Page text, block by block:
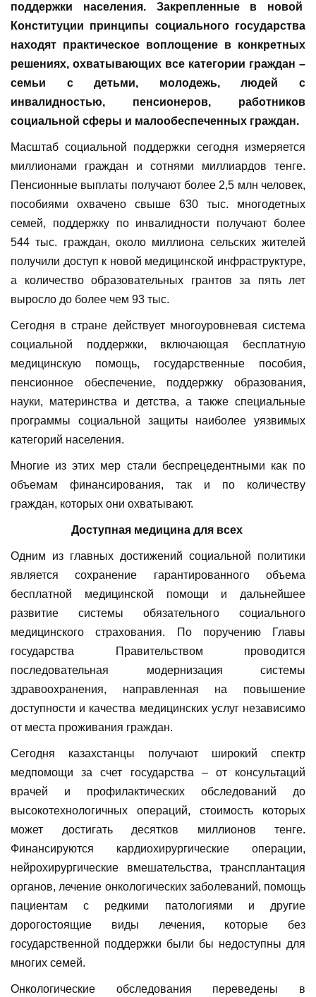
поддержки населения. Закрепленные в новой
Конституции принципы социального государства
находят практическое воплощение в конкретных
решениях, охватывающих все категории граждан –
семьи с детьми, молодежь, людей с
инвалидностью, пенсионеров, работников
социальной сферы и малообеспеченных граждан.
Масштаб социальной поддержки сегодня измеряется
миллионами граждан и сотнями миллиардов тенге.
Пенсионные выплаты получают более 2,5 млн человек,
пособиями охвачено свыше 630 тыс. многодетных
семей, поддержку по инвалидности получают более
544 тыс. граждан, около миллиона сельских жителей
получили доступ к новой медицинской инфраструктуре,
а количество образовательных грантов за пять лет
выросло до более чем 93 тыс.
Сегодня в стране действует многоуровневая система
социальной поддержки, включающая бесплатную
медицинскую помощь, государственные пособия,
пенсионное обеспечение, поддержку образования,
науки, материнства и детства, а также специальные
программы социальной защиты наиболее уязвимых
категорий населения.
Многие из этих мер стали беспрецедентными как по
объемам финансирования, так и по количеству
граждан, которых они охватывают.
Доступная медицина для всех
Одним из главных достижений социальной политики
является сохранение гарантированного объема
бесплатной медицинской помощи и дальнейшее
развитие системы обязательного социального
медицинского страхования. По поручению Главы
государства Правительством проводится
последовательная модернизация системы
здравоохранения, направленная на повышение
доступности и качества медицинских услуг независимо
от места проживания граждан.
Сегодня казахстанцы получают широкий спектр
медпомощи за счет государства – от консультаций
врачей и профилактических обследований до
высокотехнологичных операций, стоимость которых
может достигать десятков миллионов тенге.
Финансируются кардиохирургические операции,
нейрохирургические вмешательства, трансплантация
органов, лечение онкологических заболеваний, помощь
пациентам с редкими патологиями и другие
дорогостоящие виды лечения, которые без
государственной поддержки были бы недоступны для
многих семей.
Онкологические обследования переведены в